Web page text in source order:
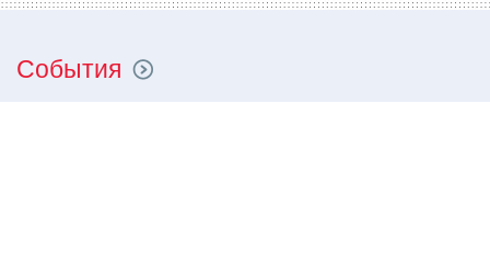
События